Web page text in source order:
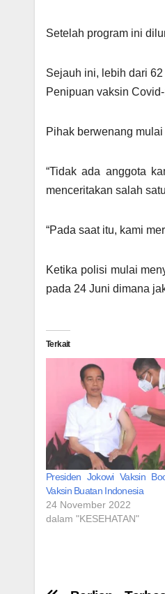
Setelah program ini
Sejauh ini, lebih dari
Penipuan vaksin
Pihak berwenang
“Tidak ada anggota
menceritakan salah
“Pada saat itu, kami
Ketika polisi mulai
pada 24 Juni dimana
Terkait
Presiden Jokowi Vaksin
Vaksin Buatan Indonesia
24 November 2022
dalam "KESEHATAN"